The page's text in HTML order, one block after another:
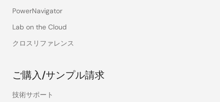
PowerNavigator
Lab on the Cloud
クロスリファレンス
ご購入/サンプル請求
技術サポート